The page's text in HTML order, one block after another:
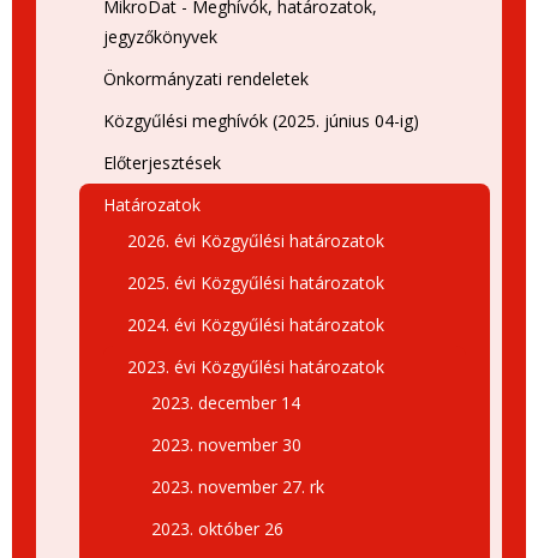
MikroDat - Meghívók, határozatok,
jegyzőkönyvek
Önkormányzati rendeletek
Közgyűlési meghívók (2025. június 04-ig)
Előterjesztések
Határozatok
2026. évi Közgyűlési határozatok
2025. évi Közgyűlési határozatok
2024. évi Közgyűlési határozatok
2023. évi Közgyűlési határozatok
2023. december 14
2023. november 30
2023. november 27. rk
2023. október 26